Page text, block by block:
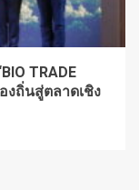
TRADE
งถิ่นสู่ตลาดเชิง